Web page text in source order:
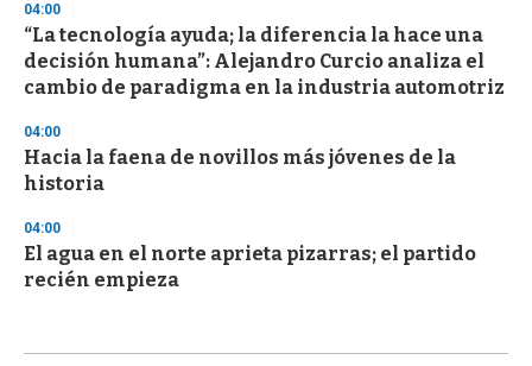
04:00
“La tecnología ayuda; la diferencia la hace una
decisión humana”: Alejandro Curcio analiza el
cambio de paradigma en la industria automotriz
04:00
Hacia la faena de novillos más jóvenes de la
historia
04:00
El agua en el norte aprieta pizarras; el partido
recién empieza